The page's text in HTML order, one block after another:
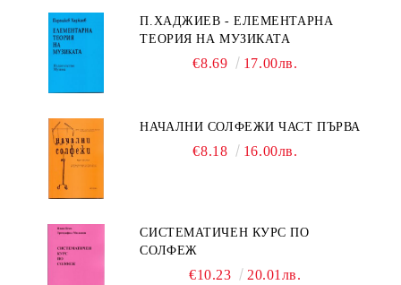
П.ХАДЖИЕВ - ЕЛЕМЕНТАРНА
ТЕОРИЯ НА МУЗИКАТА
€8.69 17.00лв.
НАЧАЛНИ СОЛФЕЖИ ЧАСТ ПЪРВА
€8.18 16.00лв.
СИСТЕМАТИЧЕН КУРС ПО
СОЛФЕЖ
€10.23 20.01лв.